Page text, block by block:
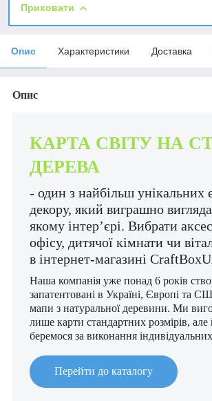
Приховати
Опис Характеристики Доставка
Опис
КАРТА СВІТУ НА
ДЕРЕВА
- один з найбільш унікальних
декору, який виграшно
якому інтер’єрі. Вибрати
офісу, дитячої кімнати чи
в інтернет-магазині
Наша компанія уже понад 6 років
запатентовані в Україні, Європі та
мапи з натуральної деревини. Ми
лише карти стандартних розмірів, але
беремося за виконання
Перейти до каталогу